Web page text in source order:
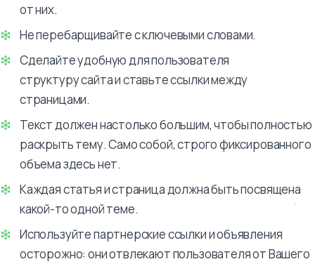
от них.
Не перебарщивайте с ключевыми словами.
Сделайте удобную для пользователя
структуру сайта и ставьте ссылки между
страницами.
Текст должен настолько большим, чтобы полностью
раскрыть тему. Само собой, строго фиксированного
объема здесь нет.
Каждая статья и страница должна быть посвящена
какой-то одной теме.
Используйте партнерские ссылки и объявления
осторожно: они отвлекают пользователя от Вашего